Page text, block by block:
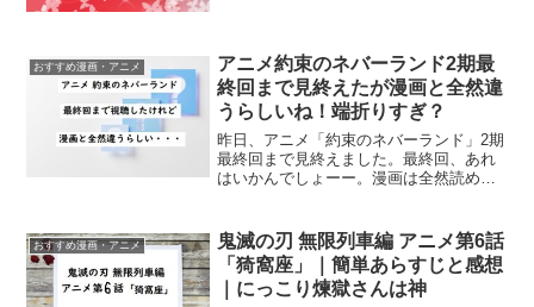
を見てね！）アニメ鬼滅の...
おすすめ漫画・アニメ
アニメ約束のネバーランド2期最
終回まで見終えたが漫画と全然違
うらしいね！端折りすぎ？
昨日、アニメ「約束のネバーランド」2期
最終回まで見終えました。最終回、あれ
はいかんでしょーー。漫画は全然読めて
もアニメ最終話の後半は端折りすぎだと
わかったほど。で、さっ...
おすすめ漫画・アニメ
鬼滅の刃 無限列車編 アニメ第6話
「猗窩座」｜簡単あらすじと感想
｜にっこり煉獄さんは神